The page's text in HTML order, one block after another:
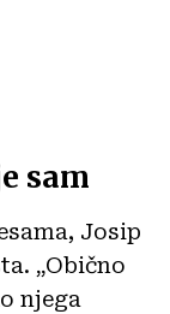
sam
Josip
„Obično
njega